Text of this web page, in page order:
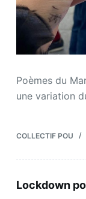
Poèmes du
une variation
COLLECTIF POU
Lockdown